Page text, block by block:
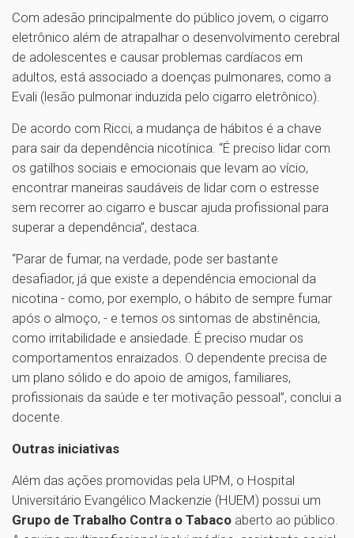
Com adesão principalmente do público jovem, o cigarro
eletrônico além de atrapalhar o desenvolvimento cerebral
de adolescentes e causar problemas cardíacos em
adultos, está associado a doenças pulmonares, como a
Evali (lesão pulmonar induzida pelo cigarro eletrônico).
De acordo com Ricci, a mudança de hábitos é a chave
para sair da dependência nicotínica. “É preciso lidar com
os gatilhos sociais e emocionais que levam ao vício,
encontrar maneiras saudáveis de lidar com o estresse
sem recorrer ao cigarro e buscar ajuda profissional para
superar a dependência”, destaca.
“Parar de fumar, na verdade, pode ser bastante
desafiador, já que existe a dependência emocional da
nicotina - como, por exemplo, o hábito de sempre fumar
após o almoço, - e temos os sintomas de abstinência,
como irritabilidade e ansiedade. É preciso mudar os
comportamentos enraizados. O dependente precisa de
um plano sólido e do apoio de amigos, familiares,
profissionais da saúde e ter motivação pessoal”, conclui a
docente.
Outras iniciativas
Além das ações promovidas pela UPM, o Hospital
Universitário Evangélico Mackenzie (HUEM) possui um
Grupo de Trabalho Contra o Tabaco aberto ao público.